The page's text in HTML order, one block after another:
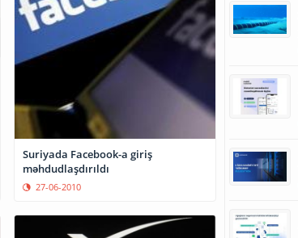
Suriyada Facebook-a giriş
məhdudlaşdırıldı
27-06-2010